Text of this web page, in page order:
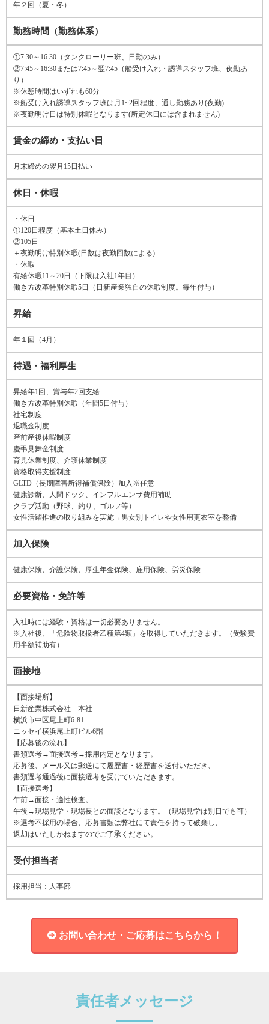
年２回（夏・冬）
勤務時間（勤務体系）
①7:30～16:30（タンクローリー班、日勤のみ）
②7:45～16:30または7:45～翌7:45（船受け入れ・誘導スタッフ班、夜勤あ
り）
※休憩時間はいずれも60分
※船受け入れ誘導スタッフ班は月1~2回程度、通し勤務あり(夜勤)
※夜勤明け日は特別休暇となります(所定休日には含まれません)
賃金の締め・支払い日
月末締めの翌月15日払い
休日・休暇
・休日
①120日程度（基本土日休み）
②105日
＋夜勤明け特別休暇(日数は夜勤回数による)
・休暇
有給休暇11～20日（下限は入社1年目）
働き方改革特別休暇5日（日新産業独自の休暇制度。毎年付与）
昇給
年１回（4月）
待遇・福利厚生
昇給年1回、賞与年2回支給
働き方改革特別休暇（年間5日付与）
社宅制度
退職金制度
産前産後休暇制度
慶弔見舞金制度
育児休業制度、介護休業制度
資格取得支援制度
GLTD（長期障害所得補償保険）加入※任意
健康診断、人間ドック、インフルエンザ費用補助
クラブ活動（野球、釣り、ゴルフ等）
女性活躍推進の取り組みを実施→男女別トイレや女性用更衣室を整備
加入保険
健康保険、介護保険、厚生年金保険、雇用保険、労災保険
必要資格・免許等
入社時には経験・資格は一切必要ありません。
※入社後、「危険物取扱者乙種第4類」を取得していただきます。（受験費
用半額補助有）
面接地
【面接場所】
日新産業株式会社 本社
横浜市中区尾上町6-81
ニッセイ横浜尾上町ビル6階
【応募後の流れ】
書類選考→面接選考→採用内定となります。
応募後、メール又は郵送にて履歴書・経歴書を送付いただき、
書類選考通過後に面接選考を受けていただきます。
【面接選考】
午前→面接・適性検査。
午後→現場見学・現場長との面談となります。（現場見学は別日でも可）
※選考不採用の場合、応募書類は弊社にて責任を持って破棄し、
返却はいたしかねますのでご了承ください。
受付担当者
採用担当：人事部
お問い合わせ・ご応募はこちらから！
責任者メッセージ